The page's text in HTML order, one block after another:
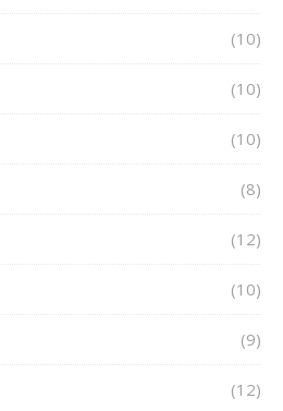
(10)
(10)
(10)
(8)
(12)
(10)
(9)
(12)